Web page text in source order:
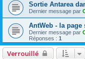
Sortie Antarea
Dernier message par
AntWeb - la
Dernier message par
Réponses : 1
Verrouillé